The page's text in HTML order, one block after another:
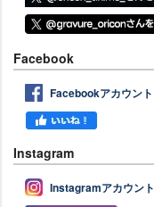
Facebook
Facebookアカウント
Instagram
Instagramアカウント